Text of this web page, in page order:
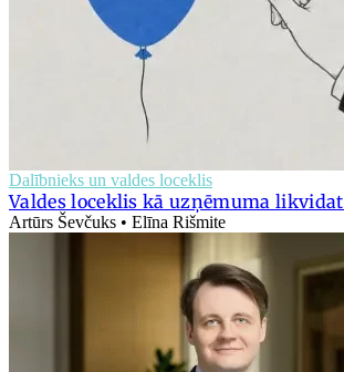
Dalībnieks un valdes loceklis
Valdes loceklis kā uzņēmuma
Artūrs Ševčuks • Elīna Rišmite